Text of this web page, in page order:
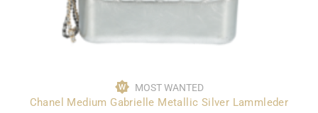
MOST WANTED
Chanel Medium Gabrielle Metallic Silver Lammleder